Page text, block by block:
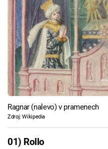
Ragnar (nalevo) v pramenech
Zdroj: Wikipedia
01) Rollo